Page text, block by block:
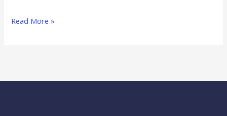
無
商
Read More »